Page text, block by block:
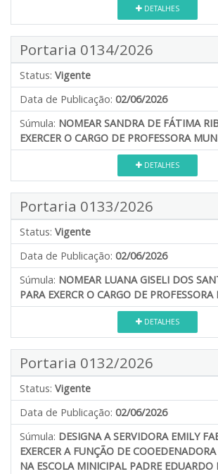
DETALHES
Portaria 0134/2026
Status: Vigente
Data de Publicação: 02/06/2026
Súmula: NOMEAR SANDRA DE FÁTIMA
EXERCER O CARGO DE PROFESSORA
DETALHES
Portaria 0133/2026
Status: Vigente
Data de Publicação: 02/06/2026
Súmula: NOMEAR LUANA GISELI DOS
PARA EXERCR O CARGO DE
DETALHES
Portaria 0132/2026
Status: Vigente
Data de Publicação: 02/06/2026
Súmula: DESIGNA A SERVIDORA EMILY
EXERCER A FUNÇÃO DE
NA ESCOLA MINICIPAL PADRE EDUARDO